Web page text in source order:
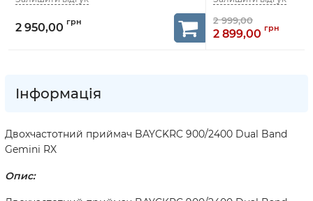
2 950,00 2 899,00
Інформація
Двохчастотний приймач BAYCKRC 900/2400 Dual Band
Gemini RX
Опис: